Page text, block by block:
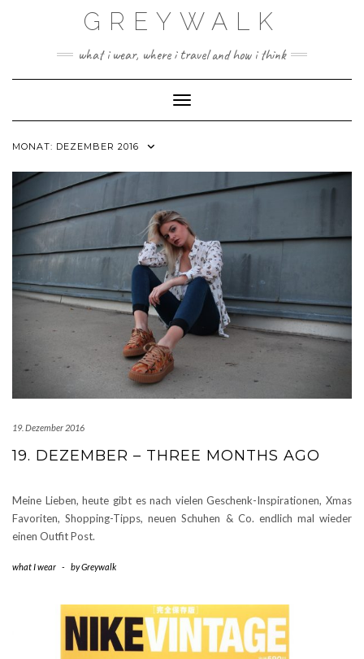
GREYWALK
what i wear, where i travel and how i think
Toggle Navigation
MONAT: DEZEMBER 2016
19. Dezember 2016
19. DEZEMBER – THREE MONTHS AGO
Meine Lieben, heute gibt es nach vielen Geschenk-Inspirationen, Xmas
Favoriten, Shopping-Tipps, neuen Schuhen & Co. endlich mal wieder
einen Outfit Post.
what I wear - byGreywalk